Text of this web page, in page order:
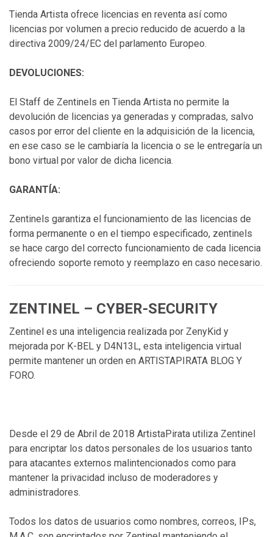
Tienda Artista ofrece licencias en reventa así como
licencias por volumen a precio reducido de acuerdo a la
directiva 2009/24/EC del parlamento Europeo.
DEVOLUCIONES:
El Staff de Zentinels en Tienda Artista no permite la
devolución de licencias ya generadas y compradas, salvo
casos por error del cliente en la adquisición de la licencia,
en ese caso se le cambiaría la licencia o se le entregaría un
bono virtual por valor de dicha licencia.
GARANTÍA:
Zentinels garantiza el funcionamiento de las licencias de
forma permanente o en el tiempo especificado, zentinels
se hace cargo del correcto funcionamiento de cada licencia
ofreciendo soporte remoto y reemplazo en caso necesario.
ZENTINEL – CYBER-SECURITY
Zentinel es una inteligencia realizada por ZenyKid y
mejorada por K-BEL y D4N13L, esta inteligencia virtual
permite mantener un orden en ARTISTAPIRATA BLOG Y
FORO.
Desde el 29 de Abril de 2018 ArtistaPirata utiliza Zentinel
para encriptar los datos personales de los usuarios tanto
para atacantes externos malintencionados como para
mantener la privacidad incluso de moderadores y
administradores.
Todos los datos de usuarios como nombres, correos, IPs,